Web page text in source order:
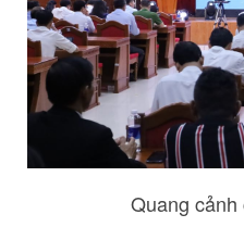
Quang